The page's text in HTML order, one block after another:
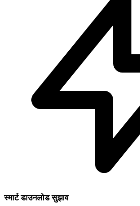
स्मार्ट डाउनलोड सुझाव